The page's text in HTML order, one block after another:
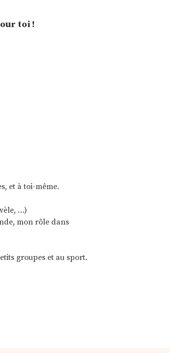
toi !
et à toi-même.
…)
mon rôle dans
groupes et au sport.